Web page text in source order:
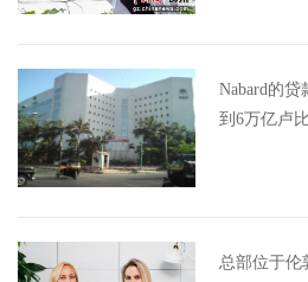
Nabard的贷
到6万亿卢比
总部位于伦